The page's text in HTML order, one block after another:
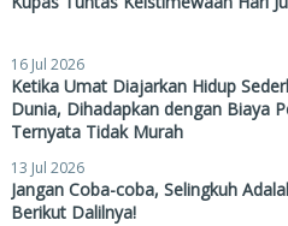
16 Jul 2026
Ketika Umat Diajarkan Hidup
Dunia, Dihadapkan dengan Biaya
Ternyata Tidak Murah
13 Jul 2026
Jangan Coba-coba, Selingkuh
Berikut Dalilnya!